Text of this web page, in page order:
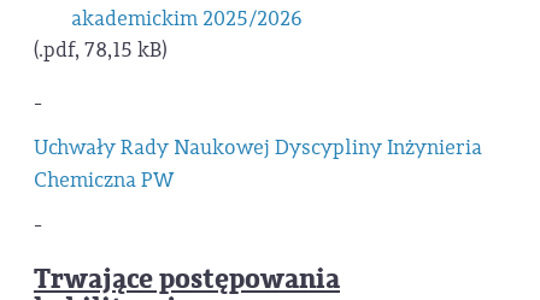
akademickim 2025/2026
(.pdf, 78,15 kB)
-
Uchwały Rady Naukowej Dyscypliny Inżynieria
Chemiczna PW
-
Trwające postępowania